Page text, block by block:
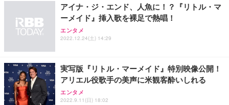
務用 おしゃれ パソコンチェア (ブラック)
Sezlife オフィスチェア デスクチェア 疲れない テレ
ワーク チェア 強化バックレスト 30度ロッキング機
能 人間工学 椅子 腰サポート 90度跳ね上げ式アーム
務用 おしゃれ パソコンチェア (ホワイト)
ANDWINT オフィスチェア デスクチェア 肘なし メ
ッシュ 通気性 ランバーサポート付き 腰サポート ガ
ス圧無段階昇降 360度回転 キャスター付き コンパク
【整備済み品】Dell E2724HS 27インチ 液晶モニタ
ー フルHD（1920×1080）VA 非光沢 HDMI/DisplayP
ort/VGA スピーカー内蔵 高さ調整 スイベル VESA対
【MiniLED/24.5inch/280Hz/FHD】GRAPHT THE S
HOOTER Gaming Monitor 24” Essential ゲーミン
グモニター QD 24.5インチ 1ms FHD 量子ドット 残
Smart Basic(スマートベーシック) 【Amazon.co.jp
限定】 Smart Basic アイリスオーヤマ ペットシーツ
超厚型 お徳用 ワイド 100枚入 (x 1) (ケース販売)
アイリスオーヤマ ペットシーツ 超厚型 お徳用 レギ
ュラー 200枚入【Amazon.co.jp限定】
アイナ・ジ・エンド、人魚に！？『リトル・マ
ーメイド』挿入歌を裸足で熱唱！
エンタメ
2022.12.24(土) 14:29
実写版『リトル・マーメイド』特別映像公開！
アリエル役歌手の美声に米観客酔いしれる
エンタメ
2022.9.11(日) 18:02